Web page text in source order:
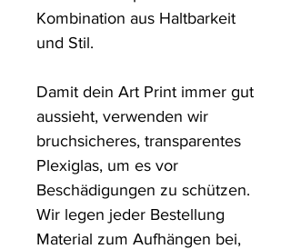
Kombination aus Haltbarkeit
und Stil.
Damit dein Art Print immer gut
aussieht, verwenden wir
bruchsicheres, transparentes
Plexiglas, um es vor
Beschädigungen zu schützen.
Wir legen jeder Bestellung
Material zum Aufhängen bei,